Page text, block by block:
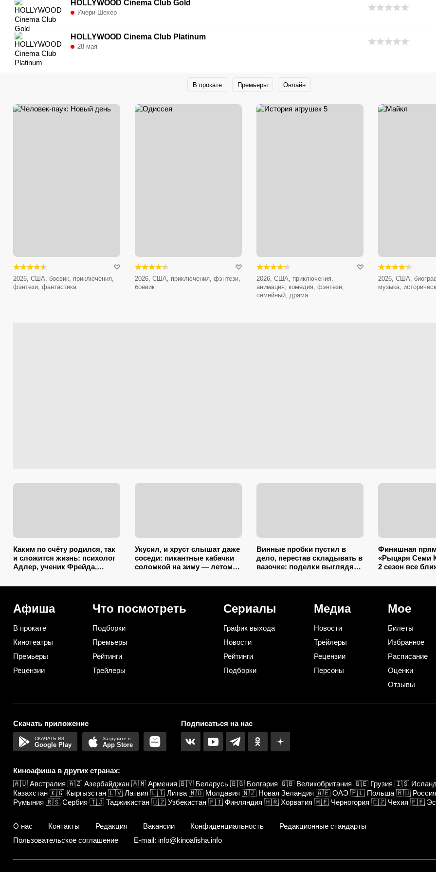
HOLLYWOOD Cinema Club Gold
Ичери-Шехер
HOLLYWOOD Cinema Club Platinum
28 мая
В прокате Премьеры Онлайн
2026, США, боевик, приключения,
фэнтези, фантастика
2026, США, приключения, фэнтези,
боевик
2026, США, приключения,
анимация, комедия, фэнтези,
семейный, драма
2026, США,
музыка,
Каким по счёту родился, так
и сложится жизнь: психолог
Адлер, ученик Фрейда,
Укусил, и хруст слышат даже
соседи: пикантные кабачки
соломкой на зиму — летом
Винные пробки пустил в
дело, перестав складывать в
вазочке: поделки выглядят
Финишная
«Рыцаря Семи
2 сезон все
Афиша
В прокате
Кинотеатры
Премьеры
Рецензии
Что посмотреть
Подборки
Премьеры
Рейтинги
Трейлеры
Сериалы
График выхода
Новости
Рейтинги
Подборки
Медиа
Новости
Трейлеры
Рецензии
Персоны
Мое
Билеты
Избранное
Расписание
Оценки
Отзывы
Скачать приложение
Google Play App Store
Подписаться на нас
Киноафиша в других странах:
🇦🇺 Австралия 🇦🇿 Азербайджан 🇦🇲 Армения 🇧🇾 Беларусь 🇧🇬 Болгария 🇬🇧 Великобритания 🇬🇪 Грузия 🇮🇸
Казахстан 🇰🇬 Кыргызстан 🇱🇻 Латвия 🇱🇹 Литва 🇲🇩 Молдавия 🇳🇿 Новая Зеландия 🇦🇪 ОАЭ 🇵🇱 Польша 🇷🇺 Россия
Румыния 🇷🇸 Сербия 🇹🇯 Таджикистан 🇺🇿 Узбекистан 🇫🇮 Финляндия 🇭🇷 Хорватия 🇲🇪 Черногория 🇨🇿 Чехия 🇪🇪
О нас Контакты Редакция Вакансии Конфиденциальность
Редакционные стандарты
Пользовательское соглашение
E-mail: info@kinoafisha.info